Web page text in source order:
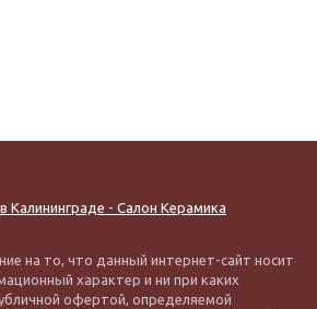
на то, что данный интернет-сайт носит
характер и ни при каких
офертой, определяемой